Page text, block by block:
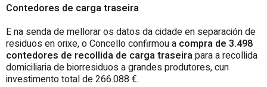
Contedores de carga traseira
E na senda de mellorar os datos da cidade en separación de
residuos en orixe, o Concello confirmou a compra de 3.498
contedores de recollida de carga traseirapara a recollida
domiciliaria de biorresiduos a grandes produtores, cun
investimento total de 266.088 €.